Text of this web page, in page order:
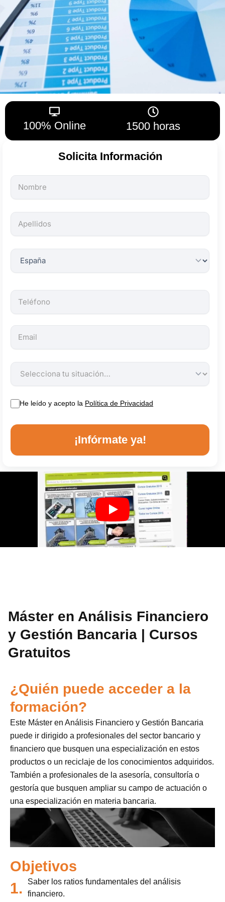
100% Online 1500 horas
Solicita Información
Todos
los
son
obligatorios.
He leído y acepto la Política de Privacidad
¡Infórmate ya!
Máster en Análisis Financiero
y Gestión Bancaria | Cursos
Gratuitos
¿Quién puede acceder a la
formación?
Este Máster en Análisis Financiero y Gestión Bancaria
puede ir dirigido a profesionales del sector bancario y
financiero que busquen una especialización en estos
productos o un reciclaje de los conocimientos adquiridos.
También a profesionales de la asesoría, consultoría o
gestoría que busquen ampliar su campo de actuación o
una especialización en materia bancaria.
Objetivos
1.
Saber los ratios fundamentales del análisis
financiero.